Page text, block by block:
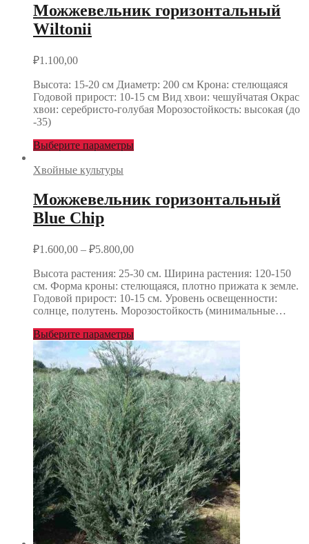
Можжевельник горизонтальный
Wiltonii
₽1.100,00
Высота: 15-20 см Диаметр: 200 см Крона: стелющаяся
Годовой прирост: 10-15 см Вид хвои: чешуйчатая Окрас
хвои: серебристо-голубая Морозостойкость: высокая (до
-35)
Выберите параметры
Хвойные культуры
Можжевельник горизонтальный
Blue Chip
₽1.600,00 – ₽5.800,00
Высота растения: 25-30 см. Ширина растения: 120-150
см. Форма кроны: стелющаяся, плотно прижата к земле.
Годовой прирост: 10-15 см. Уровень освещенности:
солнце, полутень. Морозостойкость (минимальные…
Выберите параметры